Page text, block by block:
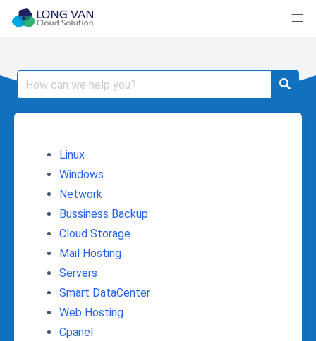
Skip
Search
for:
Linux
Windows
Network
Bussiness Backup
Cloud Storage
Mail Hosting
Servers
Smart DataCenter
Web Hosting
Cpanel